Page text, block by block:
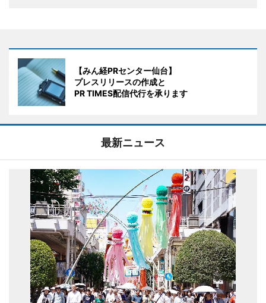
【みん経PRセンター仙台】
プレスリリースの作成と
PR TIMES配信代行を承ります
最新ニュース